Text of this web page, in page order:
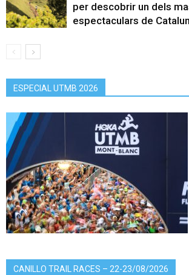
per descobrir un dels
espectaculars de
ESPECIAL UTMB 2026
CANILLO TRAIL RACES – 22-23/08/2026